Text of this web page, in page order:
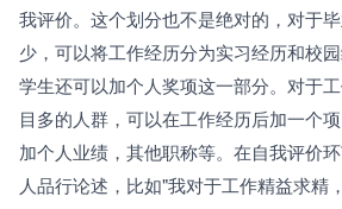
我评价。这个划分也不是绝对的，对于
少，可以将工作经历分为实习经历和校
学生还可以加个人奖项这一部分。对于
目多的人群，可以在工作经历后加一个
加个人业绩，其他职称等。在自我评价
人品行论述，比如"我对于工作精益求精